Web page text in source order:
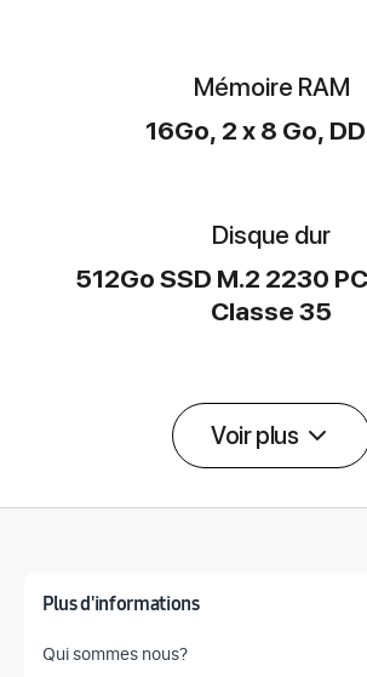
Mémoire RAM
16Go, 2 x 8 Go,
Disque dur
512Go SSD M.2 2230
Classe 35
Voir plus
Plus d'informations
Qui sommes nous?